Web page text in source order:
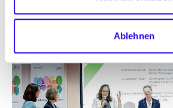
Ablehnen
Fördermittelbeantragung.